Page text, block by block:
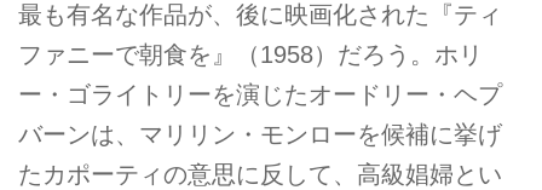
最も有名な作品が、後に映画化された『ティ
ファニーで朝食を』（1958）だろう。ホリ
ー・ゴライトリーを演じたオードリー・ヘプ
バーンは、マリリン・モンローを候補に挙げ
たカポーティの意思に反して、高級娼婦とい